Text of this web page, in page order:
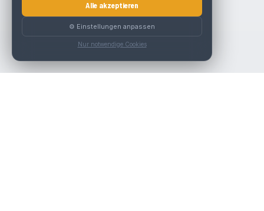
Alle akzeptieren
⚙️ Einstellungen anpassen
Nur notwendige Cookies